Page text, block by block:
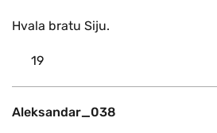
Hvala bratu Siju.
19
Aleksandar_038